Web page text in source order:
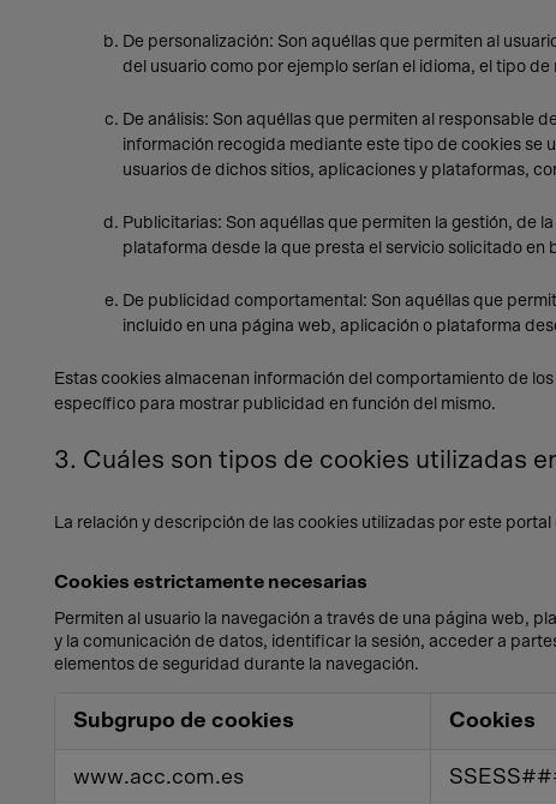
De personalización: Son aquéllas que permiten al
del usuario como por ejemplo serían el idioma, el tipo
De análisis: Son aquéllas que permiten al responsable
información recogida mediante este tipo de cookies se
usuarios de dichos sitios, aplicaciones y plataformas,
Publicitarias: Son aquéllas que permiten la gestión, de
plataforma desde la que presta el servicio solicitado en
De publicidad comportamental: Son aquéllas que
incluido en una página web, aplicación o plataforma
Estas cookies almacenan información del comportamiento de
específico para mostrar publicidad en función del mismo.
3. Cuáles son tipos de cookies utilizadas
La relación y descripción de las cookies utilizadas por este
Cookies estrictamente necesarias
Permiten al usuario la navegación a través de una página web,
y la comunicación de datos, identificar la sesión, acceder a
elementos de seguridad durante la navegación.
Cookies
estrictamente
necesarias
Subgrupo de cookies Cookies
www.acc.com.es